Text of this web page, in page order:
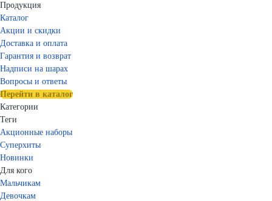
Продукция
Каталог
Акции и скидки
Доставка и оплата
Гарантия и возврат
Надписи на шарах
Вопросы и ответы
Перейти в каталог
Категории
Теги
Акционные наборы
Суперхиты
Новинки
Для кого
Мальчикам
Девочкам